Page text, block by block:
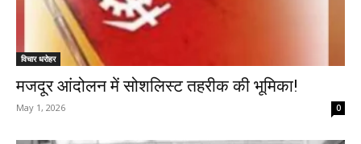
विचार धरोहर
मजदूर आंदोलन में सोशलिस्ट तहरीक की भूमिका!
May 1, 2026 0